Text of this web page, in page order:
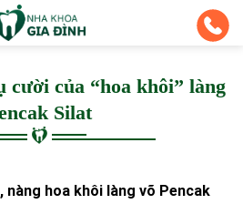
cười của “hoa khôi” làng
Silat
nàng hoa khôi làng võ Pencak